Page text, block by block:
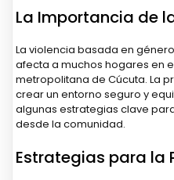
La Importancia de
La violencia basada en
afecta a muchos hogares en
metropolitana de Cúcuta. La
crear un entorno seguro y
algunas estrategias clave
desde la comunidad.
Estrategias para la